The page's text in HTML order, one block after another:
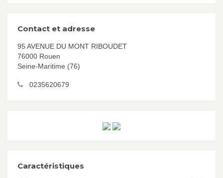
Contact et adresse
95 AVENUE DU MONT RIBOUDET
76000 Rouen
Seine-Maritime (76)
0235620679
Caractéristiques